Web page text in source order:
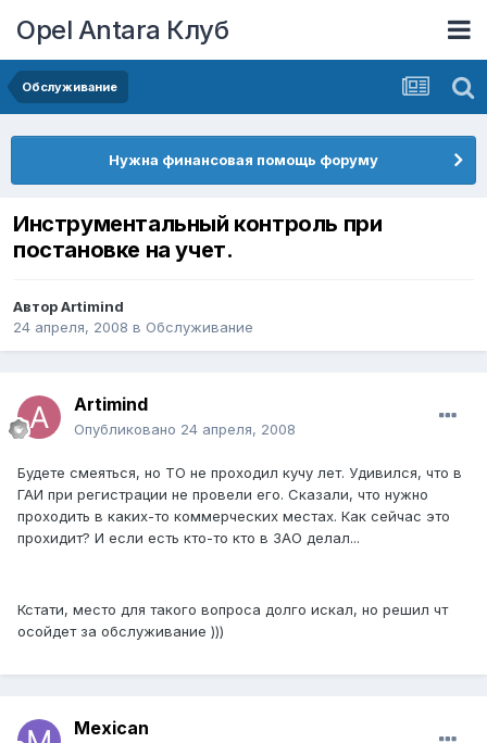
Opel Antara Клуб
Обслуживание
Нужна финансовая помощь форуму
Инструментальный контроль при
постановке на учет.
АвторArtimind
24 апреля, 2008 в Обслуживание
Artimind
Опубликовано 24 апреля, 2008
Будете смеяться, но ТО не проходил кучу лет. Удивился, что в
ГАИ при регистрации не провели его. Сказали, что нужно
проходить в каких-то коммерческих местах. Как сейчас это
прохидит? И если есть кто-то кто в ЗАО делал...
Кстати, место для такого вопроса долго искал, но решил чт
осойдет за обслуживание )))
Mexican